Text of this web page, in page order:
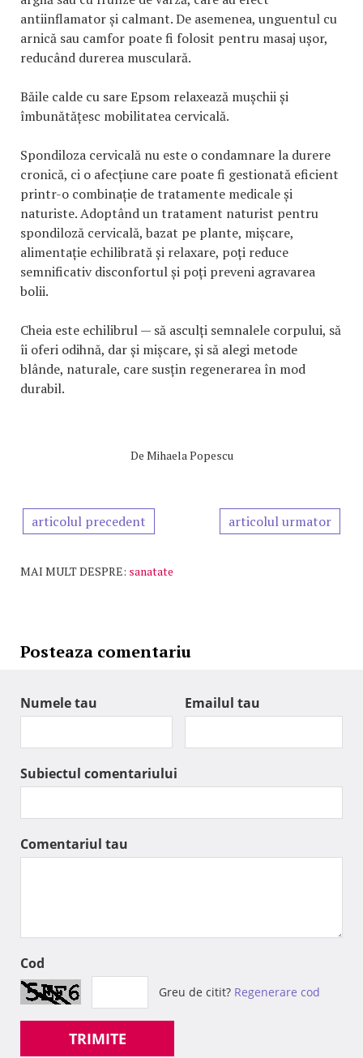
antiinflamator și calmant. De asemenea, unguentul cu
arnică sau camfor poate fi folosit pentru masaj ușor,
reducând durerea musculară.
Băile calde cu sare Epsom relaxează mușchii și
îmbunătățesc mobilitatea cervicală.
Spondiloza cervicală nu este o condamnare la durere
cronică, ci o afecțiune care poate fi gestionată eficient
printr-o combinație de tratamente medicale și
naturiste. Adoptând un tratament naturist pentru
spondiloză cervicală, bazat pe plante, mișcare,
alimentație echilibrată și relaxare, poți reduce
semnificativ disconfortul și poți preveni agravarea
bolii.
Cheia este echilibrul — să asculți semnalele corpului, să
îi oferi odihnă, dar și mișcare, și să alegi metode
blânde, naturale, care susțin regenerarea în mod
durabil.
De Mihaela Popescu
articolul precedent articolul urmator
MAI MULT DESPRE: sanatate
Posteaza comentariu
Numele tau Emailul tau
Subiectul comentariului
Comentariul tau
Cod
Greu de citit? Regenerare cod
TRIMITE